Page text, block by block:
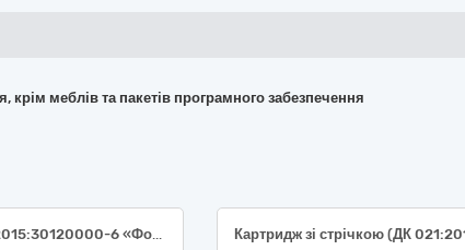
крім меблів та пакетів програмного забезпечення
БФП за кодом ДК 021:2015:30120000-6 «Фотокопіювальне та поліграфічне обладнання для офсетного друку»